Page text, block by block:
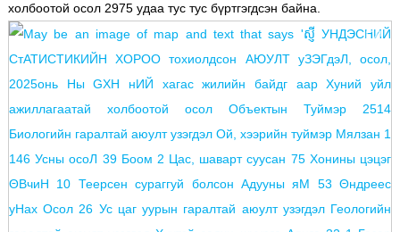
холбоотой осол 2975 удаа тус тус бүртгэгдсэн байна.